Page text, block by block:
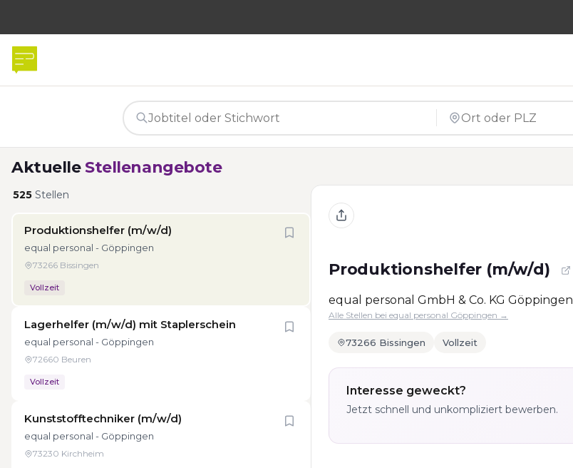
Aktuelle Stellenangebote
525 Stellen
Produktionshelfer (m/w/d)
equal personal - Göppingen
73266 Bissingen
Vollzeit
Lagerhelfer (m/w/d) mit Staplerschein
equal personal - Göppingen
72660 Beuren
Vollzeit
Kunststofftechniker (m/w/d)
equal personal - Göppingen
73230 Kirchheim
Produktionshelfer (m/w/d)
equal personal GmbH & Co. KG Göppingen
Alle Stellen bei equal personal Göppingen →
73266 Bissingen Vollzeit
Interesse geweckt?
Jetzt schnell und unkompliziert bewerben.